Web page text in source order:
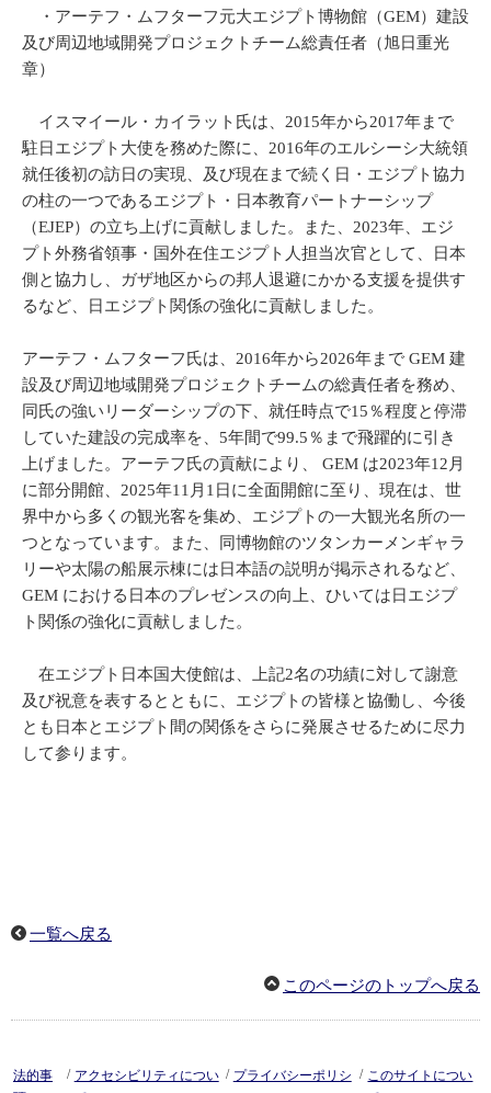
・アーテフ・ムフターフ元大エジプト博物館（GEM）建設
及び周辺地域開発プロジェクトチーム総責任者（旭日重光
章）
イスマイール・カイラット氏は、2015年から2017年まで
駐日エジプト大使を務めた際に、2016年のエルシーシ大統領
就任後初の訪日の実現、及び現在まで続く日・エジプト協力
の柱の一つであるエジプト・日本教育パートナーシップ
（EJEP）の立ち上げに貢献しました。また、2023年、エジ
プト外務省領事・国外在住エジプト人担当次官として、日本
側と協力し、ガザ地区からの邦人退避にかかる支援を提供す
るなど、日エジプト関係の強化に貢献しました。
アーテフ・ムフターフ氏は、2016年から2026年まで GEM 建
設及び周辺地域開発プロジェクトチームの総責任者を務め、
同氏の強いリーダーシップの下、就任時点で15％程度と停滞
していた建設の完成率を、5年間で99.5％まで飛躍的に引き
上げました。アーテフ氏の貢献により、 GEM は2023年12月
に部分開館、2025年11月1日に全面開館に至り、現在は、世
界中から多くの観光客を集め、エジプトの一大観光名所の一
つとなっています。また、同博物館のツタンカーメンギャラ
リーや太陽の船展示棟には日本語の説明が掲示されるなど、
GEM における日本のプレゼンスの向上、ひいては日エジプ
ト関係の強化に貢献しました。
在エジプト日本国大使館は、上記2名の功績に対して謝意
及び祝意を表するとともに、エジプトの皆様と協働し、今後
とも日本とエジプト間の関係をさらに発展させるために尽力
して参ります。
一覧へ戻る
このページのトップへ戻る
法的事
/ アクセシビリティについ / プライバシーポリシ
/ このサイトについ